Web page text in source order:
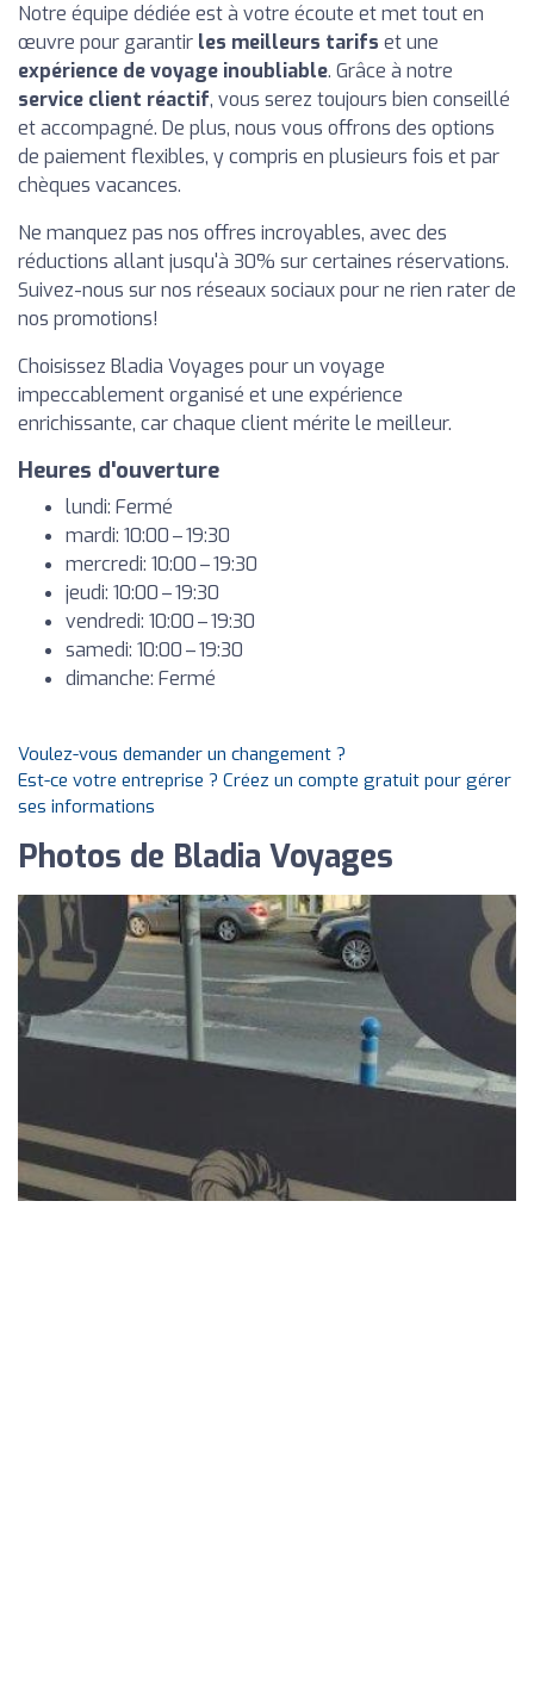
Notre équipe dédiée est à votre écoute et met tout en
œuvre pour garantir les meilleurs tarifs et une
expérience de voyage inoubliable. Grâce à notre
service client réactif, vous serez toujours bien conseillé
et accompagné. De plus, nous vous offrons des options
de paiement flexibles, y compris en plusieurs fois et par
chèques vacances.
Ne manquez pas nos offres incroyables, avec des
réductions allant jusqu'à 30% sur certaines réservations.
Suivez-nous sur nos réseaux sociaux pour ne rien rater de
nos promotions!
Choisissez Bladia Voyages pour un voyage
impeccablement organisé et une expérience
enrichissante, car chaque client mérite le meilleur.
Heures d'ouverture
lundi: Fermé
mardi: 10:00 – 19:30
mercredi: 10:00 – 19:30
jeudi: 10:00 – 19:30
vendredi: 10:00 – 19:30
samedi: 10:00 – 19:30
dimanche: Fermé
Voulez-vous demander un changement ?
Est-ce votre entreprise ? Créez un compte gratuit pour gérer
ses informations
Photos de Bladia Voyages